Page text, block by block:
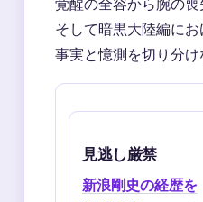
覚醒の全容から腕の喪
そして暗黒大陸編にお
事実と憶測を切り分け
見逃し厳禁
新浪剛史の経歴を